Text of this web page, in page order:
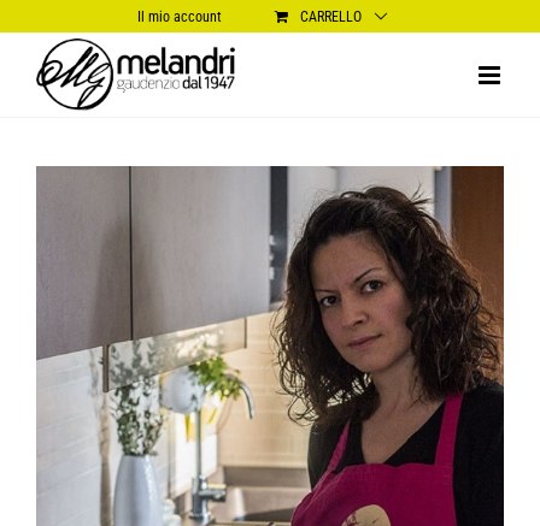
al
contenuto
Il mio account CARRELLO